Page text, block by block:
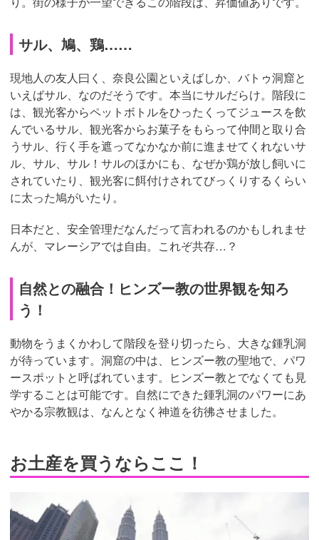
サル、鳩、鶏……
現地人の友人曰く、奈良公園といえばしか、バトゥ洞窟と
いえばサル、なのだそうです。本当にサルだらけ。階段に
は、観光客からペットボトルをひったくってジュースを飲
んでいるサル、観光客からお菓子をもらって仲間と取り合
うサル、行く手を遮ってなかなか前に進ませてくれないサ
ル、サル、サル！サルのほかにも、なぜか鶏が放し飼いに
されていたり、観光客に餌付けされてびっくりするくらい
に太った鳩がいたり。
日本だと、安全管理だなんだって言われるのかもしれませ
んが、マレーシアでは自由。これぞ共存…？
自然との融合！ヒンズー教の世界観を知ろ
う！
動物をうまくかわして階段を登り切ったら、大きな鍾乳洞
が待っています。洞窟の中は、ヒンズー教の聖地で、パワ
ースポットと呼ばれています。ヒンズー教とでなくても見
学することは可能です。自然にできた鍾乳洞のパワーにあ
やかる宗教観は、なんとなく神道を彷彿させました。
お土産を買うならここ！